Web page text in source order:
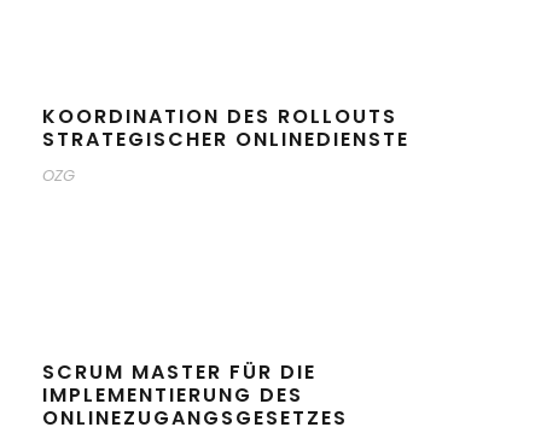
KOORDINATION DES ROLLOUTS
STRATEGISCHER ONLINEDIENSTE
OZG
SCRUM MASTER FÜR DIE
IMPLEMENTIERUNG DES
ONLINEZUGANGSGESETZES